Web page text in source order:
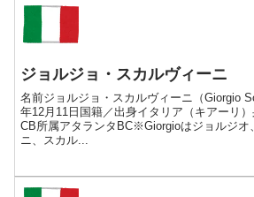
ジョルジョ・スカルヴィーニ
名前ジョルジョ・スカルヴィーニ（Giorgio
年12月11日国籍／出身イタリア（キアーリ
CB所属アタランタBC※Giorgioはジョルジオ
ニ、スカル...